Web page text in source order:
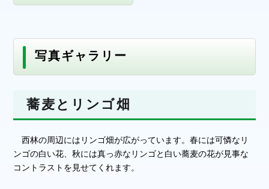
写真ギャラリー
蕎麦とリンゴ畑
西林の周辺にはリンゴ畑が広がっています。春には可憐なリ
ンゴの白い花、秋には真っ赤なリンゴと白い蕎麦の花が見事な
コントラストを見せてくれます。